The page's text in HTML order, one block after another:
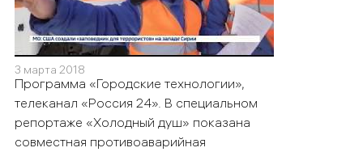
3 марта 2018
Программа «Городские технологии»,
телеканал «Россия 24». В специальном
репортаже «Холодный душ» показана
совместная противоаварийная